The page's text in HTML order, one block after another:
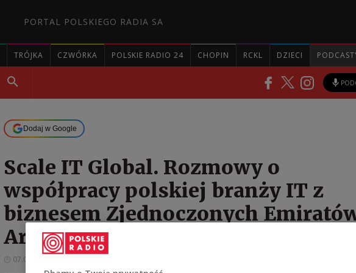
PORTAL POLSKIEGO RADIA SA
TRÓJKA CZWÓRKA POLSKIE RADIO 24 CHOPIN RCKL DZIECI
Dodaj w Google
Scale IT Global. Rozmowy o
współpracy polskiej branży IT z
biznesem Zjednoczonych
Arabskich
07.03.2024 17:44